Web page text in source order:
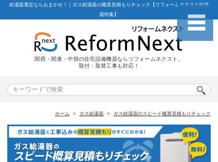
給湯器選定ならおまかせ！｜ガス給湯器の概算見積もりチェック【リフォームネクスト給湯
器特集】
関西・関東・中部の住宅設備機器ならリフォームネクスト。
取付・取替工事も対応！
ホーム ガス給湯器 ガス給湯器のスピード概算見積もりチェック